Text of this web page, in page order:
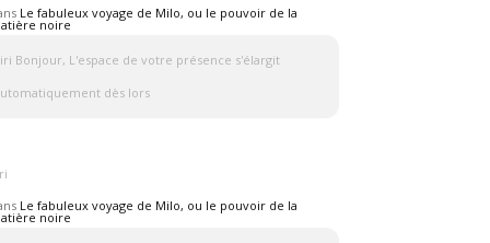
Le fabuleux voyage de Milo, ou le pouvoir de la
noire
Bonjour, L'espace de votre présence s'élargit
dès lors
Le fabuleux voyage de Milo, ou le pouvoir de la
noire